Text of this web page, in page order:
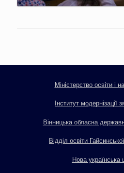
Міністерство освіти і
Інститут модернізації
Вінницька обласна
Відділ освіти
Нова українська